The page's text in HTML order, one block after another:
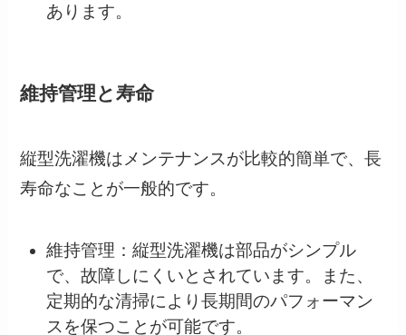
あります。
維持管理と寿命
縦型洗濯機はメンテナンスが比較的簡単で、長
寿命なことが一般的です。
維持管理：縦型洗濯機は部品がシンプル
で、故障しにくいとされています。また、
定期的な清掃により長期間のパフォーマン
スを保つことが可能です。